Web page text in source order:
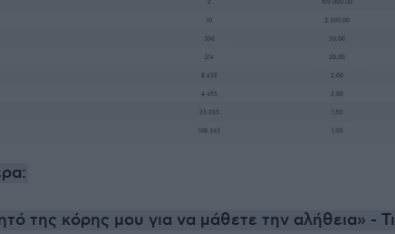
της κόρης μου για να μάθετε την αλήθεια» - Τι